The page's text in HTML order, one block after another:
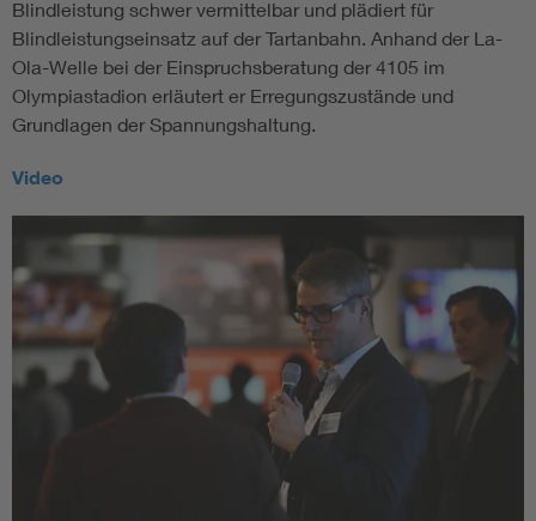
Blindleistung schwer vermittelbar und plädiert für
Blindleistungseinsatz auf der Tartanbahn. Anhand der La-
Ola-Welle bei der Einspruchsberatung der 4105 im
Olympiastadion erläutert er Erregungszustände und
Grundlagen der Spannungshaltung.
Video